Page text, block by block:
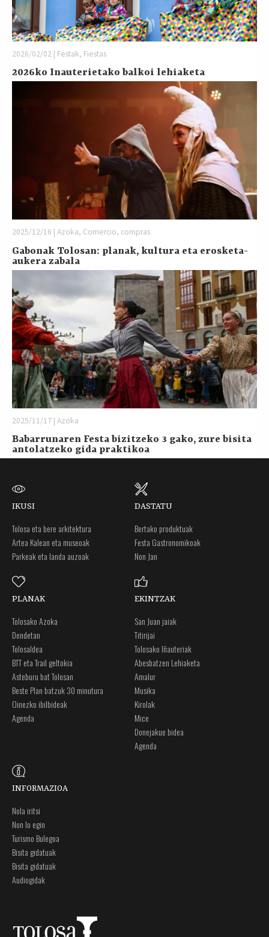
2026/02/02 | Festak, Fiestas
2026ko Inauterietako balkoi lehiaketa
2025/12/16 | Azoka, Comercio, compras
Gabonak Tolosan: planak, kultura eta erosketa-
aukera zabala
2025/11/17 | Azoka
Babarrunaren Festa bizitzeko 3 gako, zure bisita
antolatzeko gida praktikoa
IKUSI
Tolosa eta bere arkitektura
Artea Kalean eta museoak
Parkeak eta landa auzoak
DASTATU
Bertako produktuak
Festa Gastronomikoak
Non Jan
PLANAK
Tolosako Azoka
Dendetan
Tolosaldea
BTT eta Trail geltokia
Asteburu bat Tolosan
Beste Plan batzuk 30 minutura
Oinezko ibilbideak
Agenda
EKINTZAK
San Juan jaiak
Titirijai
Tolosako Iñauteriak
Abesbatzen Lehiaketa
Amalur
Musika
Kirolak
Mice
Donejakue bidea
Agenda
INFORMAZIOA
Nola iritsi
Non lo egin
Turismo Bulegoa
Bisita gidatuak
Bisita gidatuak
Audiogidak